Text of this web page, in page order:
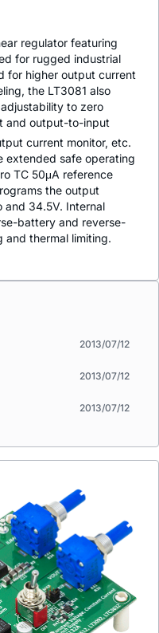
regulator featuring
for rugged industrial
for higher output current
the LT3081 also
to zero
and output-to-input
current monitor, etc.
extended safe operating
TC 50μA reference
the output
and 34.5V. Internal
battery and reverse-
and thermal limiting.
2013/07/12
2013/07/12
2013/07/12